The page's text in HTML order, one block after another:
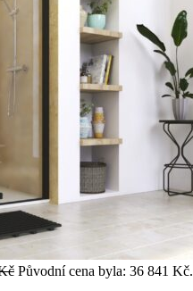
Původní cena byla: 36 841 Kč.